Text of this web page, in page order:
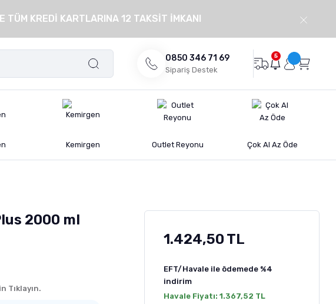
TÜM KREDİ KARTLARINA 12 TAKSİT İMKANI
0850 346 71 69
Sipariş Destek
5
Kemirgen Outlet Reyonu Çok Al Az Öde
2000 ml
Tıklayın.
1.424,50 TL
EFT/Havale ile ödemede %4
indirim
Havale Fiyatı: 1.367,52 TL